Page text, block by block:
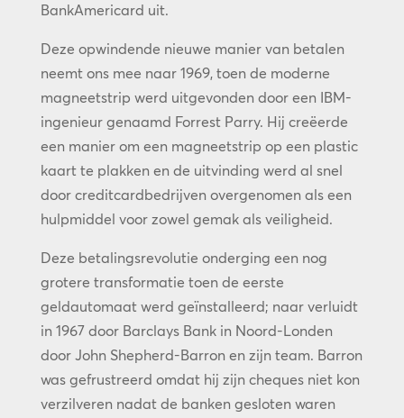
BankAmericard uit.
Deze opwindende nieuwe manier van betalen
neemt ons mee naar 1969, toen de moderne
magneetstrip werd uitgevonden door een IBM-
ingenieur genaamd Forrest Parry. Hij creëerde
een manier om een magneetstrip op een plastic
kaart te plakken en de uitvinding werd al snel
door creditcardbedrijven overgenomen als een
hulpmiddel voor zowel gemak als veiligheid.
Deze betalingsrevolutie onderging een nog
grotere transformatie toen de eerste
geldautomaat werd geïnstalleerd; naar verluidt
in 1967 door Barclays Bank in Noord-Londen
door John Shepherd-Barron en zijn team. Barron
was gefrustreerd omdat hij zijn cheques niet kon
verzilveren nadat de banken gesloten waren